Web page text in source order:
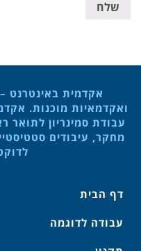
שלח
אקדמית באינטרנט –
ואקדמאיות מוכנות.
עבודת סמינריון לתואר
מחקר, עיבודים
דף הבית
עבודה לדוגמה